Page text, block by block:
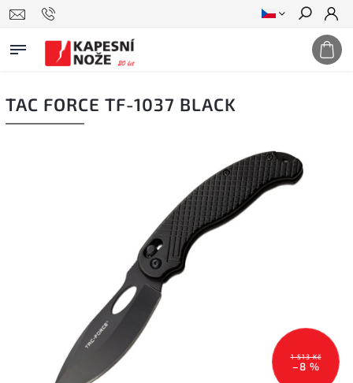
Hledat
TAC FORCE TF-1037 BLACK
1 513 Kč
–8 %